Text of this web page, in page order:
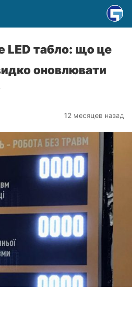
LED табло: що це
оновлювати
12 месяцев назад